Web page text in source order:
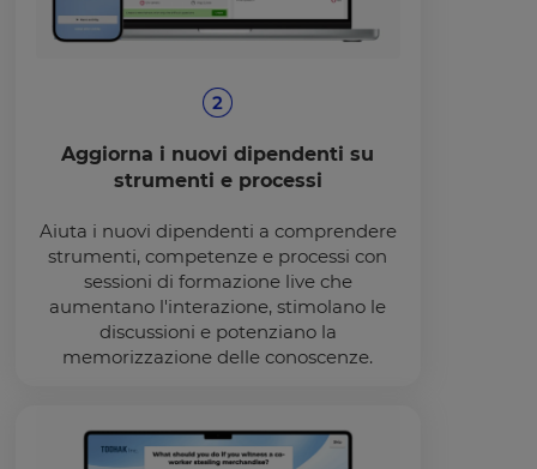
Aggiorna i nuovi dipendenti su
strumenti e processi
Aiuta i nuovi dipendenti a comprendere
strumenti, competenze e processi con
sessioni di formazione live che
aumentano l'interazione, stimolano le
discussioni e potenziano la
memorizzazione delle conoscenze.